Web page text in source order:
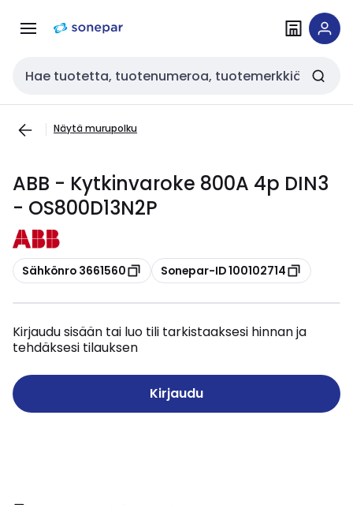
navigointiinsisältöön
Haku
Näytä murupolku
ABB - Kytkinvaroke 800A 4p DIN3
- OS800D13N2P
Kopioi
Sähkönro 3661560 Kopioi
Sonepar-ID 100102714
Kirjaudu sisään tai luo tili tarkistaaksesi hinnan ja
tehdäksesi tilauksen
Kirjaudu